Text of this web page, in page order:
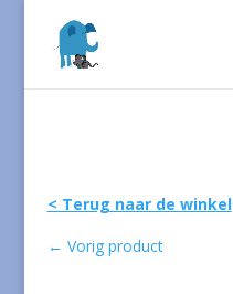
< Terug naar de winkel
← Vorig product